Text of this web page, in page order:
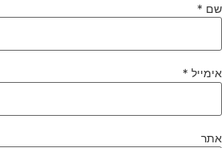
*
*